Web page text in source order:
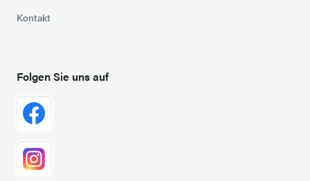
Kontakt
Folgen Sie uns auf
Zu Facebook
Zu Instagram